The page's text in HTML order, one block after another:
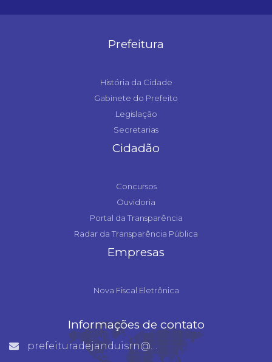
Prefeitura
História da Cidade
Gabinete do Prefeito
Legislação
Secretarias
Cidadão
Concursos
Ouvidoria
Portal da Transparência
Radar da Transparência Pública
Empresas
Nova Fiscal Eletrônica
Informações de contato
prefeituradejanduisrn@gmail.com